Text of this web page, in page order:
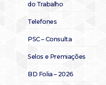
do Trabalho
Telefones
PSC – Consulta
Selos e Premiações
BD Folia – 2026